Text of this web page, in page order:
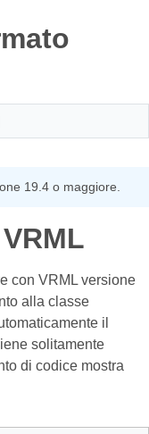
19.4 o maggiore.
con VRML versione
alla classe
il
solitamente
di codice mostra